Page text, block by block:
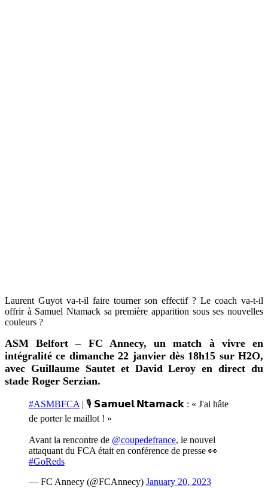
Laurent Guyot va-t-il faire tourner son effectif ? Le coach va-t-il
offrir à Samuel Ntamack sa première apparition sous ses nouvelles
couleurs ?
ASM Belfort – FC Annecy, un match à vivre en
intégralité ce dimanche 22 janvier dès 18h15 sur H2O,
avec Guillaume Sautet et David Leroy en direct du
stade Roger Serzian.
#ASMBFCA | 🎙️ 𝗦𝗮𝗺𝘂𝗲𝗹 𝗡𝘁𝗮𝗺𝗮𝗰𝗸 : « J'ai hâte
de porter le maillot ! »
Avant la rencontre de @coupedefrance, le nouvel
attaquant du FCA était en conférence de presse 👀
#GoReds
— FC Annecy (@FCAnnecy) January 20, 2023